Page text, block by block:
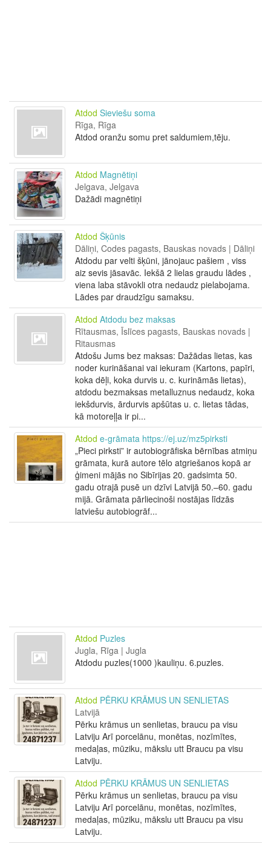
Atdod Sieviešu soma
Rīga, Rīga
Atdod oranžu somu pret saldumiem,tēju.
Atdod Magnētiņi
Jelgava, Jelgava
Dažādi magnētiņi
Atdod Šķūnis
Dāliņi, Codes pagasts, Bauskas novads | Dāliņi
Atdodu par velti šķūni, jānojauc pašiem , viss
aiz sevis jāsavāc. Iekšā 2 lielas graudu lādes ,
viena laba stāvokli otra nedaudz pielabojama.
Lādes par draudzīgu samaksu.
Atdod Atdodu bez maksas
Rītausmas, Īslīces pagasts, Bauskas novads |
Ritausmas
Atdošu Jums bez maksas: Dažādas lietas, kas
noder kurināšanai vai iekuram (Kartons, papīri,
koka dēļi, koka durvis u. c. kurināmās lietas),
atdodu bezmaksas metalluznus nedaudz, koka
iekšdurvis, ārdurvis apšūtas u. c. lietas tādas,
kā motoreļļa ir pi...
Atdod e-grāmata https://ej.uz/mz5pirksti
„Pieci pirksti” ir autobiogrāfiska bērnības atmiņu
grāmata, kurā autore tēlo atgriešanos kopā ar
ģimeni mājās no Sibīrijas 20. gadsimta 50.
gadu otrajā pusē un dzīvi Latvijā 50.–60. gadu
mijā. Grāmata pārliecinoši nostājas līdzās
latviešu autobiogrāf...
Atdod Puzles
Jugla, Rīga | Jugla
Atdodu puzles(1000 )kauliņu. 6.puzles.
Atdod PĒRKU KRĀMUS UN SENLIETAS
Latvijā
Pērku krāmus un senlietas, braucu pa visu
Latviju Arī porcelānu, monētas, nozīmītes,
medaļas, mūziku, mākslu utt Braucu pa visu
Latviju.
Atdod PĒRKU KRĀMUS UN SENLIETAS
Pērku krāmus un senlietas, braucu pa visu
Latviju Arī porcelānu, monētas, nozīmītes,
medaļas, mūziku, mākslu utt Braucu pa visu
Latviju.